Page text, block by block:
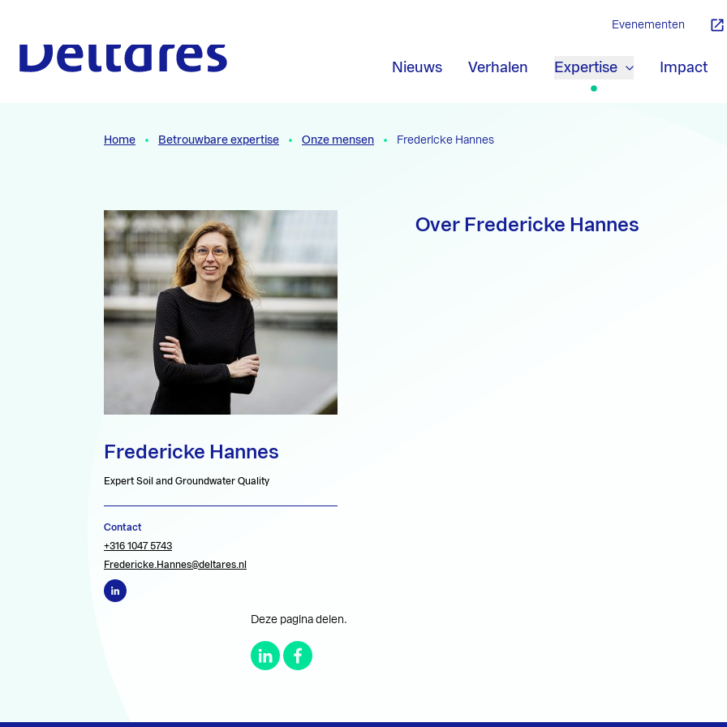
Nieuws Verhalen Expertise Impact
Evenementen
Home Betrouwbare expertise Onze mensen Fredericke Hannes
Over Fredericke Hannes
Fredericke Hannes
Expert Soil and Groundwater Quality
Contact
+316 1047 5743
Fredericke.Hannes@deltares.nl
Deze pagina delen.